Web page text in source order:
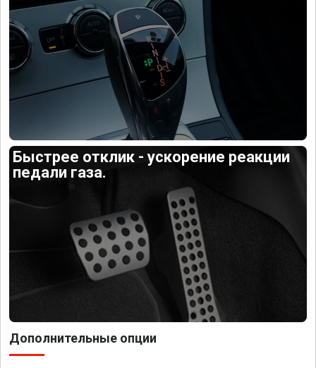
Быстрее отклик - ускорение реакции
педали газа.
Дополнительные опции